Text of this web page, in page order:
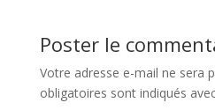
Poster le
Votre adresse e-mail ne sera
obligatoires sont indiqués